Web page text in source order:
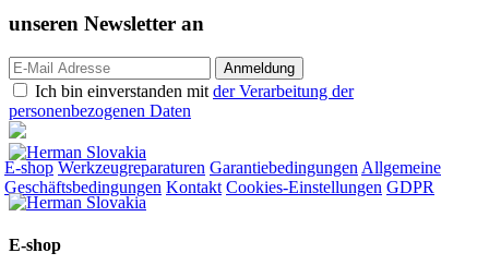
unseren Newsletter an
Ich bin einverstanden mit der Verarbeitung der
personenbezogenen Daten
E-shop Werkzeugreparaturen Garantiebedingungen Allgemeine
Geschäftsbedingungen Kontakt Cookies-Einstellungen GDPR
E-shop